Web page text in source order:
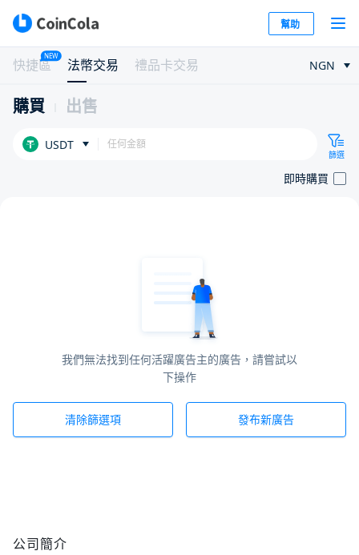
幫助
快捷區
NEW
法幣交易 禮品卡交易 NGN
購買 出售
USDT
篩選
即時購買
我們無法找到任何活躍廣告主的廣告，請嘗試以
下操作
清除篩選項 發布新廣告
公司簡介